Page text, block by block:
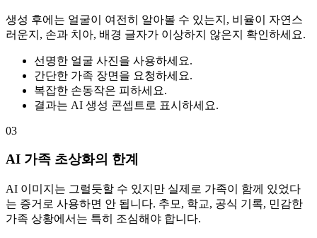
생성 후에는 얼굴이 여전히 알아볼 수 있는지, 비율이 자연스
러운지, 손과 치아, 배경 글자가 이상하지 않은지 확인하세요.
선명한 얼굴 사진을 사용하세요.
간단한 가족 장면을 요청하세요.
복잡한 손동작은 피하세요.
결과는 AI 생성 콘셉트로 표시하세요.
03
AI 가족 초상화의 한계
AI 이미지는 그럴듯할 수 있지만 실제로 가족이 함께 있었다
는 증거로 사용하면 안 됩니다. 추모, 학교, 공식 기록, 민감한
가족 상황에서는 특히 조심해야 합니다.